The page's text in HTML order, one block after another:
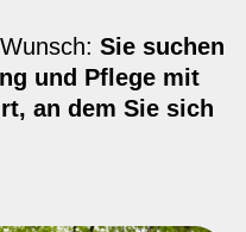
Sie suchen
und Pflege mit
an dem Sie sich